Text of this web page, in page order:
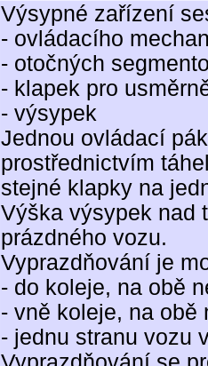
Výsypné zařízení
- ovládacího
- otočných
- klapek pro
- výsypek
Jednou ovládací
prostřednictvím
stejné klapky na
Výška výsypek nad
prázdného vozu.
Vyprazdňování je
- do koleje, na obě
- vně koleje, na obě
- jednu stranu vozu